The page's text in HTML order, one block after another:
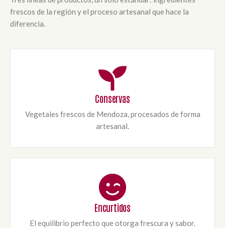
frescos de la región y el proceso artesanal que hace la
diferencia.
Conservas
Vegetales frescos de Mendoza, procesados de forma
artesanal.
Encurtidos
El equilibrio perfecto que otorga frescura y sabor.